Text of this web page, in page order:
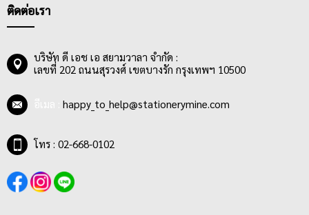
ศิลปินต้องการ
ติดต่อเรา
บริษัท ดี เอช เอ สยามวาลา จำกัด :
เลขที่ 202 ถนนสุรวงศ์ เขตบางรัก กรุงเทพฯ 10500
happy_to_help@stationerymine.com
โทร : 02-668-0102